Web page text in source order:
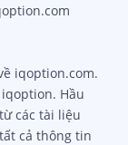
iqoption.com.
Hầu
các tài liệu
cả thông tin